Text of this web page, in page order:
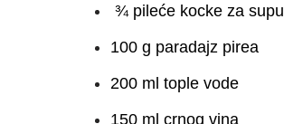
¾ pileće kocke za supu
100 g paradajz pirea
200 ml tople vode
150 ml crnog vina